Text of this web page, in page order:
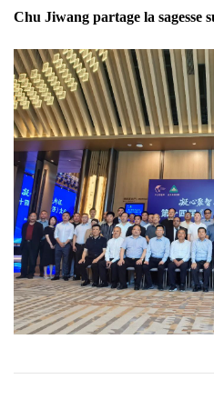
Chu Jiwang partage la sagesse